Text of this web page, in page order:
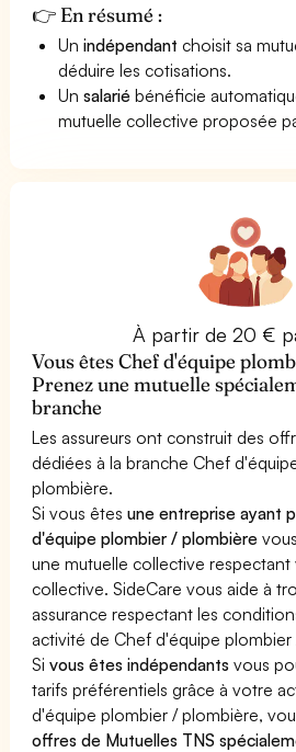
👉 En résumé :
Unindépendant choisit sa
déduire les cotisations.
Unsalarié bénéficie
mutuelle collective proposée
À partir de 20 €
Vous êtes Chef d'équipe
Prenez une mutuelle
branche
Les assureurs ont construit des
dédiées à la branche Chef
plombière.
Si vous êtesune entreprise ayant
d'équipe plombier / plombière
une mutuelle collective
collective. SideCare vous aide à
assurance respectant les
activité de Chef d'équipe
Sivous êtes indépendants vous
tarifs préférentiels grâce à votre
d'équipe plombier / plombière,
offres de Mutuelles TNS